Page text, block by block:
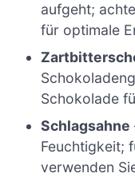
aufgeht;
für optimale
Schokolade
Schlagsahne
Feuchtigkeit;
verwenden